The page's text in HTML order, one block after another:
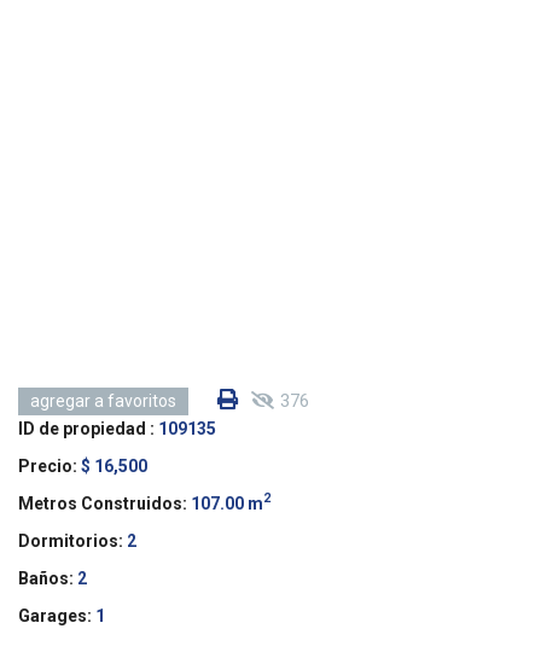
agregar a favoritos 376
ID de propiedad : 109135
Precio: $ 16,500
Metros Construidos: 107.00 m2
Dormitorios: 2
Baños: 2
Garages: 1